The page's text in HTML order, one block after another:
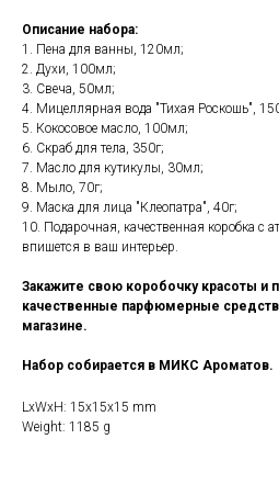
Описание набора:
1. Пена для ванны, 120мл;
2. Духи, 100мл;
3. Свеча, 50мл;
4. Мицеллярная вода "Тихая Роскошь",
5. Кокосовое масло, 100мл;
6. Скраб для тела, 350г;
7. Масло для кутикулы, 30мл;
8. Мыло, 70г;
9. Маска для лица "Клеопатра", 40г;
10. Подарочная, качественная коробка с
впишется в ваш интерьер.
Закажите свою коробочку красоты и
качественные парфюмерные
магазине.
Набор собирается в МИКС Ароматов.
LxWxH: 15x15x15 mm
Weight: 1185 g